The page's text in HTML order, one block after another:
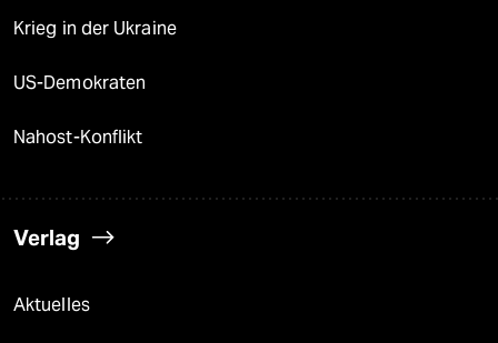
Krieg in der Ukraine
US-Demokraten
Nahost-Konflikt
Verlag
Aktuelles